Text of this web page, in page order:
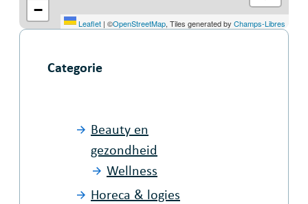
−
Leaflet | ©OpenStreetMap, Tiles generated by Champs-Libres
Categorie
Beauty en
gezondheid
Wellness
Horeca & logies